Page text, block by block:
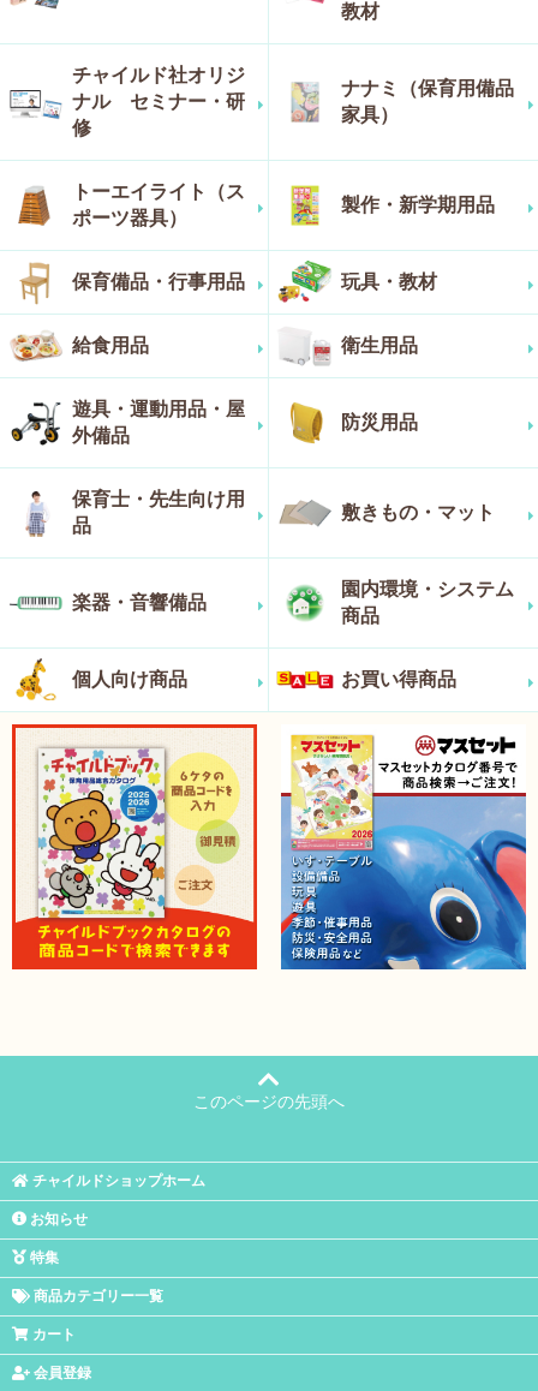
教材
チャイルド社オリジ
ナル セミナー・研
修
ナナミ（保育用備品
家具）
トーエイライト（ス
ポーツ器具）
製作・新学期用品
保育備品・行事用品 玩具・教材
給食用品 衛生用品
遊具・運動用品・屋
外備品
防災用品
保育士・先生向け用
品
敷きもの・マット
楽器・音響備品
園内環境・システム
商品
個人向け商品 お買い得商品
このページの先頭へ
チャイルドショップホーム
お知らせ
特集
商品カテゴリー一覧
カート
会員登録